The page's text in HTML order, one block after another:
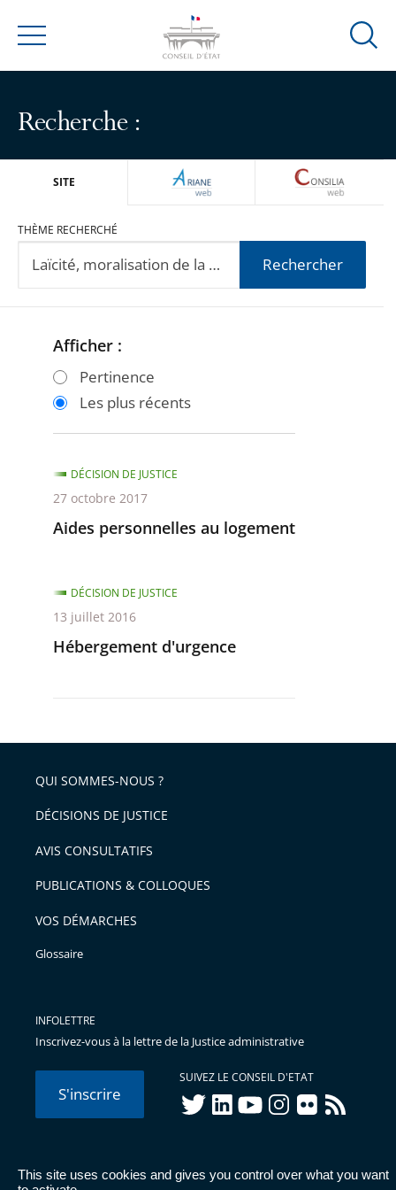
This site uses cookies and gives you control over what you want
Menu
Ouvrir
Recherche :
SITE ARIANEWEB
THÈME RECHERCHÉ
Rechercher
Passer
filtres
après
Passer
filtres
Afficher :
Pertinence
Les plus récents
Aides personnelles au logement
DÉCISION DE JUSTICE
27 octobre 2017
Hébergement d'urgence
DÉCISION DE JUSTICE
13 juillet 2016
QUI SOMMES-NOUS ?
DÉCISIONS DE JUSTICE
AVIS CONSULTATIFS
PUBLICATIONS & COLLOQUES
VOS DÉMARCHES
Glossaire
INFOLETTRE
Inscrivez-vous à la lettre de la Justice administrative
S'inscrire
SUIVEZ LE CONSEIL D'ETAT
twitterlinkedInyoutubeinstagram
flickr rss
© Conseil d'État 2026 - Mentions légales Données